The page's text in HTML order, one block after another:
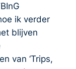
ik verder
blijven
van ‘Trips,